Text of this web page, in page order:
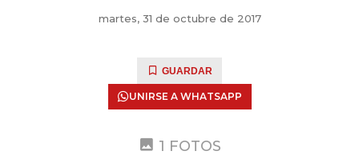
martes, 31 de octubre de 2017
GUARDAR
UNIRSE A WHATSAPP
1 FOTOS